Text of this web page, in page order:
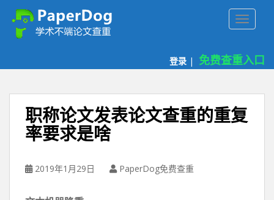
登录 | 免费查重入口
职称论文发表论文查重的重复
率要求是啥
2019年1月29日 PaperDog免费查重